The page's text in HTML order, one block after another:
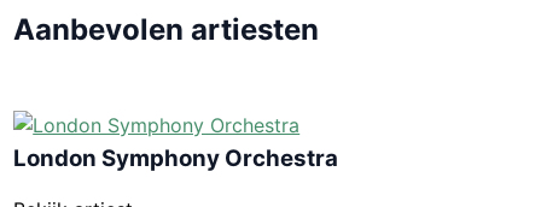
Aanbevolen artiesten
London Symphony Orchestra